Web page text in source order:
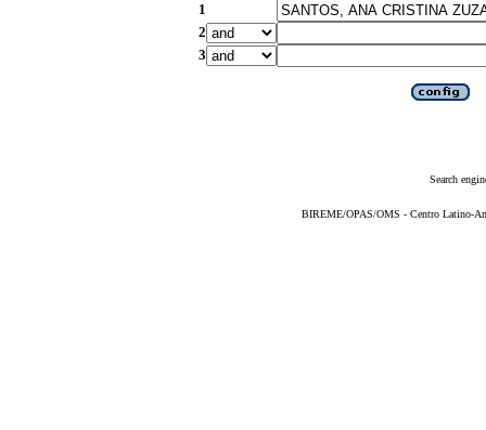
1
2
3
Search
BIREME/OPAS/OMS - Centro Latino-